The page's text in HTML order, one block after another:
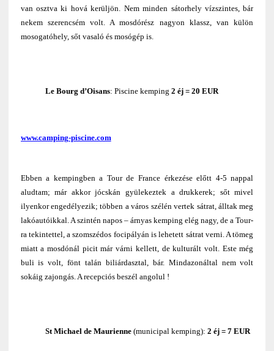
van osztva ki hová kerüljön. Nem minden sátorhely vízszintes, bár
nekem szerencsém volt. A mosdórész nagyon klassz, van külön
mosogatóhely, sőt vasaló és mosógép is.
Le Bourg d’Oisans: Piscine kemping 2 éj = 20 EUR
www.camping-piscine.com
Ebben a kempingben a Tour de France érkezése előtt 4-5 nappal
aludtam; már akkor jócskán gyülekeztek a drukkerek; sőt mivel
ilyenkor engedélyezik; többen a város szélén vertek sátrat, álltak meg
lakóautóikkal. A szintén napos – árnyas kemping elég nagy, de a Tour-
ra tekintettel, a szomszédos focipályán is lehetett sátrat verni. A tömeg
miatt a mosdónál picit már várni kellett, de kulturált volt. Este még
buli is volt, fönt talán biliárdasztal, bár. Mindazonáltal nem volt
sokáig zajongás. A recepciós beszél angolul !
St Michael de Maurienne(municipal kemping): 2 éj = 7 EUR